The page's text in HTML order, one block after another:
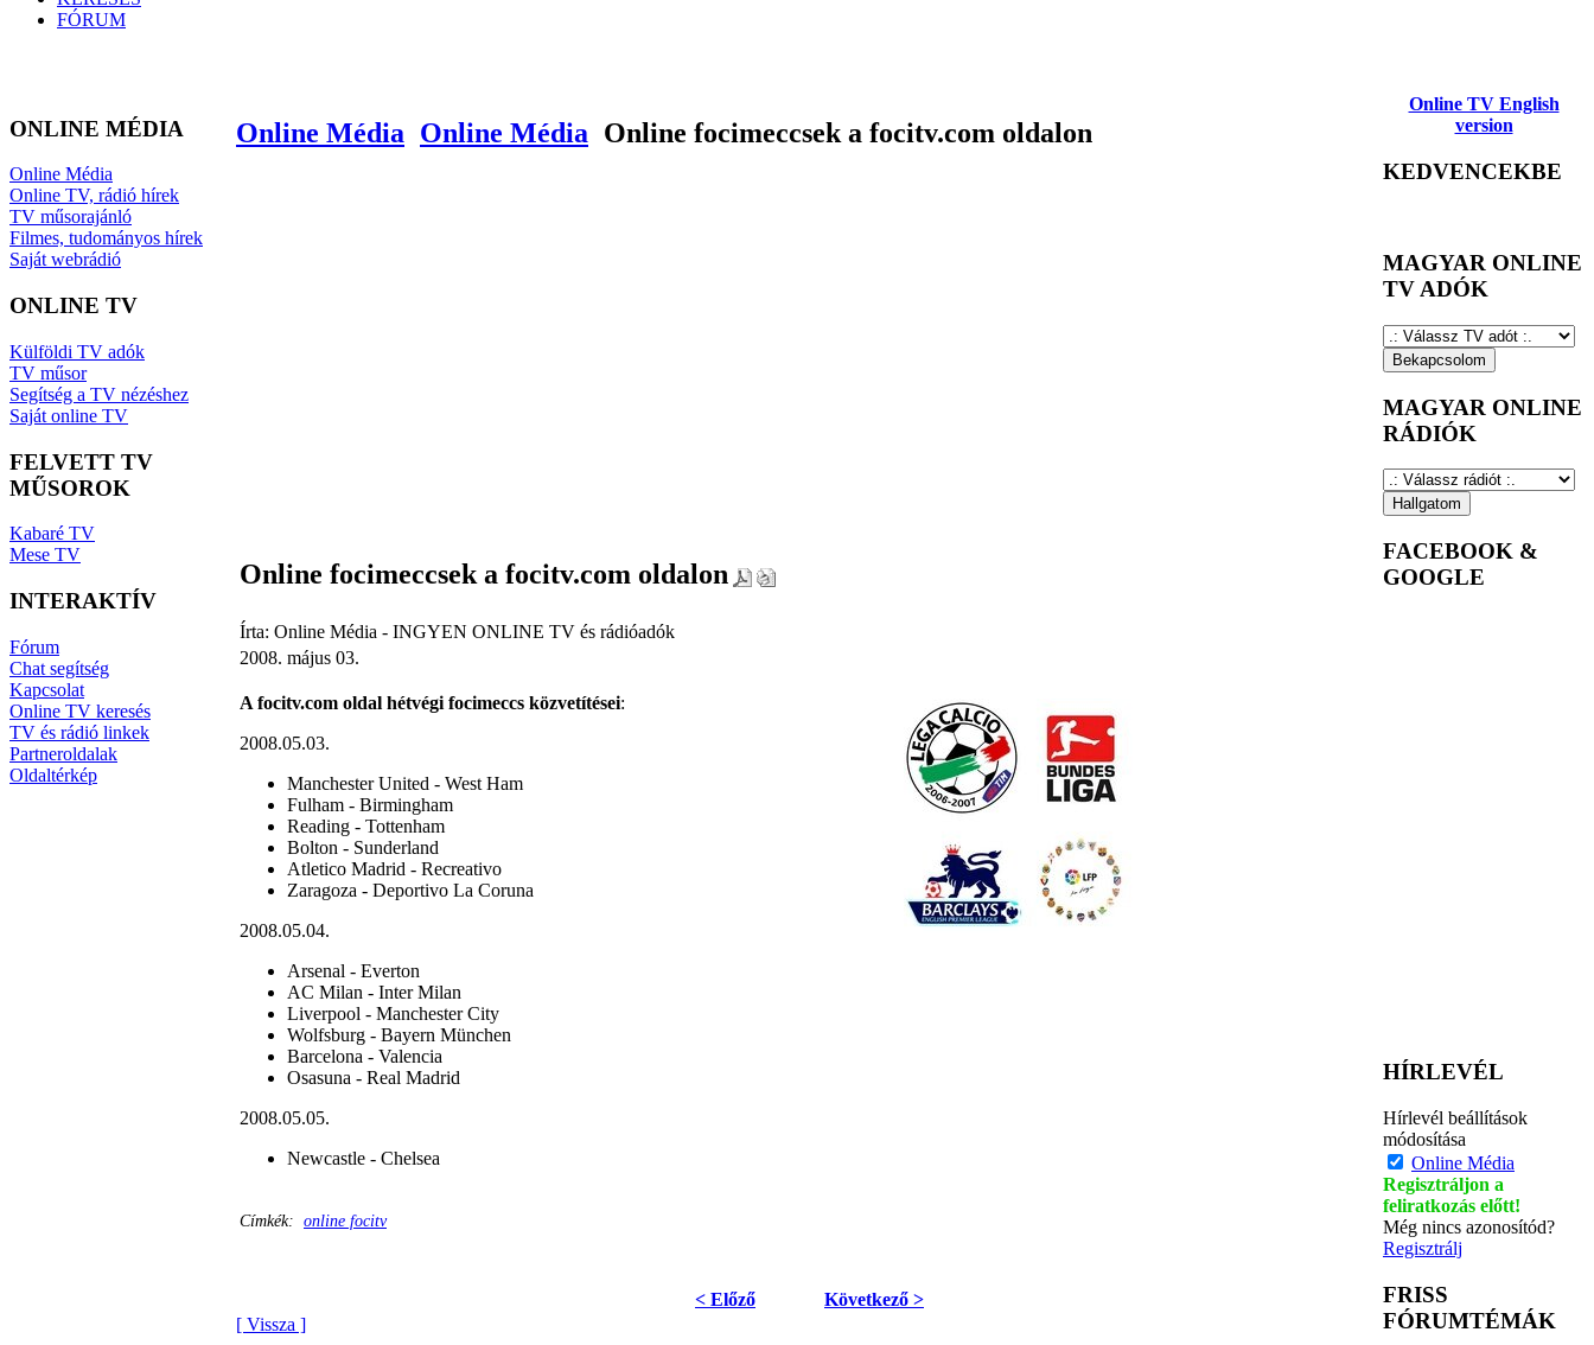
FÓRUM
ONLINE MÉDIA
Online Média
Online TV, rádió hírek
TV műsorajánló
Filmes, tudományos hírek
Saját webrádió
ONLINE TV
Külföldi TV adók
TV műsor
Segítség a TV nézéshez
Saját online TV
FELVETT TV
MŰSOROK
Kabaré TV
Mese TV
INTERAKTÍV
Fórum
Chat segítség
Kapcsolat
Online TV keresés
TV és rádió linkek
Partneroldalak
Oldaltérkép
Online Média Online Média Online focimeccsek a focitv.com oldalon
Online focimeccsek a focitv.com oldalon
Írta: Online Média - INGYEN ONLINE TV és rádióadók
2008. május 03.
A focitv.com oldal hétvégi focimeccs közvetítései:
2008.05.03.
Manchester United - West Ham
Fulham - Birmingham
Reading - Tottenham
Bolton - Sunderland
Atletico Madrid - Recreativo
Zaragoza - Deportivo La Coruna
2008.05.04.
Arsenal - Everton
AC Milan - Inter Milan
Liverpool - Manchester City
Wolfsburg - Bayern München
Barcelona - Valencia
Osasuna - Real Madrid
2008.05.05.
Newcastle - Chelsea
Címkék: online focitv
< Előző
Következő >
[ Vissza ]
Online TV English
version
KEDVENCEKBE
MAGYAR ONLINE
TV ADÓK
MAGYAR ONLINE
RÁDIÓK
FACEBOOK &
GOOGLE
HÍRLEVÉL
Hírlevél beállítások
módosítása
Online Média
Regisztráljon a
feliratkozás előtt!
Még nincs azonosítód?
Regisztrálj
FRISS
FÓRUMTÉMÁK